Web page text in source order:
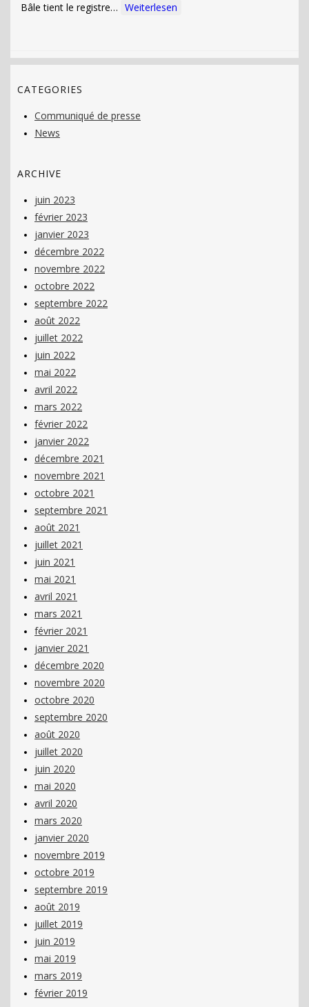
Bâle tient le registre… Weiterlesen
CATEGORIES
Communiqué de presse
News
ARCHIVE
juin 2023
février 2023
janvier 2023
décembre 2022
novembre 2022
octobre 2022
septembre 2022
août 2022
juillet 2022
juin 2022
mai 2022
avril 2022
mars 2022
février 2022
janvier 2022
décembre 2021
novembre 2021
octobre 2021
septembre 2021
août 2021
juillet 2021
juin 2021
mai 2021
avril 2021
mars 2021
février 2021
janvier 2021
décembre 2020
novembre 2020
octobre 2020
septembre 2020
août 2020
juillet 2020
juin 2020
mai 2020
avril 2020
mars 2020
janvier 2020
novembre 2019
octobre 2019
septembre 2019
août 2019
juillet 2019
juin 2019
mai 2019
mars 2019
février 2019